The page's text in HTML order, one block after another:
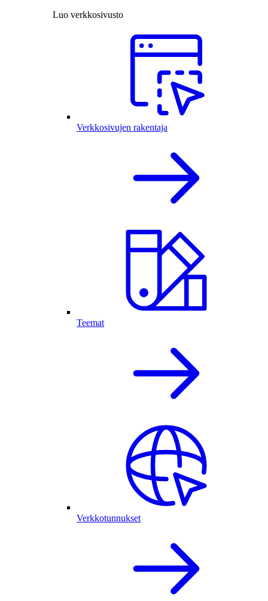
Luo verkkosivusto
Verkkosivujen rakentaja
Teemat
Verkkotunnukset